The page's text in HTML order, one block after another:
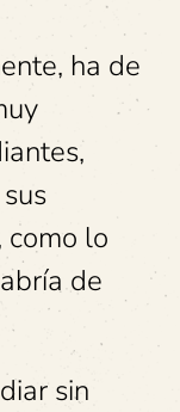
ha de
como lo
de
sin